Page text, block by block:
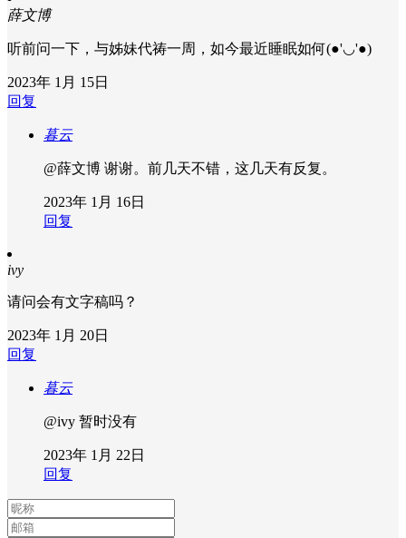
薛文博
听前问一下，与姊妹代祷一周，如今最近睡眠如何(●'◡'●)
2023年 1月 15日
回复
暮云
@薛文博 谢谢。前几天不错，这几天有反复。
2023年 1月 16日
回复
ivy
请问会有文字稿吗？
2023年 1月 20日
回复
暮云
@ivy 暂时没有
2023年 1月 22日
回复